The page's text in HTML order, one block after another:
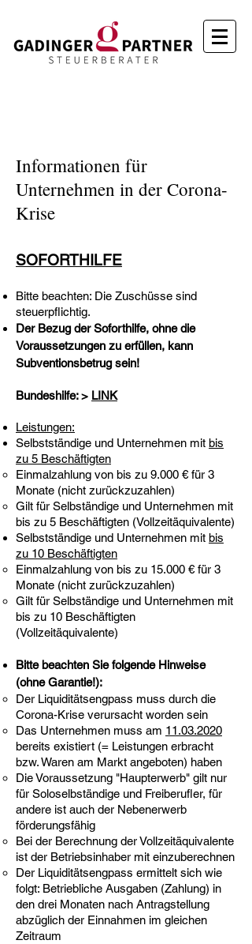
Informationen für
Unternehmen in der Corona-
Krise
SOFORTHILFE
Bitte beachten: Die Zuschüsse sind
steuerpflichtig.
Der Bezug der Soforthilfe, ohne die
Voraussetzungen zu erfüllen, kann
Subventionsbetrug sein!
Bundeshilfe: > LINK
Leistungen:
Selbstständige und Unternehmen mit bis
zu 5 Beschäftigten
Einmalzahlung von bis zu 9.000 € für 3
Monate (nicht zurückzuzahlen)
Gilt für Selbständige und Unternehmen mit
bis zu 5 Beschäftigten (Vollzeitäquivalente)
Selbstständige und Unternehmen mit bis
zu 10 Beschäftigten
Einmalzahlung von bis zu 15.000 € für 3
Monate (nicht zurückzuzahlen)
Gilt für Selbständige und Unternehmen mit
bis zu 10 Beschäftigten
(Vollzeitäquivalente)
Bitte beachten Sie folgende Hinweise
(ohne Garantie!):
Der Liquiditätsengpass muss durch die
Corona-Krise verursacht worden sein​
Das Unternehmen muss am 11.03.2020
bereits existiert (= Leistungen erbracht
bzw. Waren am Markt angeboten) haben
Die Voraussetzung "Haupterwerb" gilt nur
für Soloselbständige und Freiberufler, für
andere ist auch der Nebenerwerb
förderungsfähig
Bei der Berechnung der Vollzeitäquivalente
ist der Betriebsinhaber mit einzuberechnen
Der Liquiditätsengpass ermittelt sich wie
folgt: Betriebliche Ausgaben (Zahlung) in
den drei Monaten nach Antragstellung
abzüglich der Einnahmen im gleichen
Zeitraum